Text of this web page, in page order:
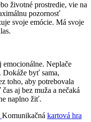
životné prostredie, vie na
pozornosť
svoje emócie. Má svoje
emocionálne. Neplače
Dokáže byť sama,
toho, aby potrebovala
aj bez muža a nečaká
naplno žiť.
Komunikačná kartová hra